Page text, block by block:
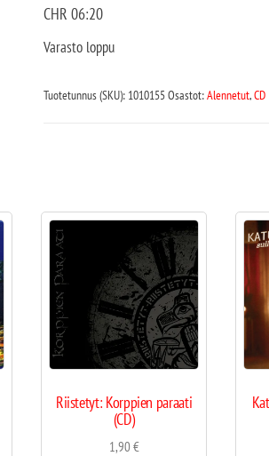
CHR 06:20
Varasto loppu
Tuotetunnus (SKU): 1010155Osastot:Alennetut,CD
Riistetyt: Korppien paraati
(CD)
1,90€